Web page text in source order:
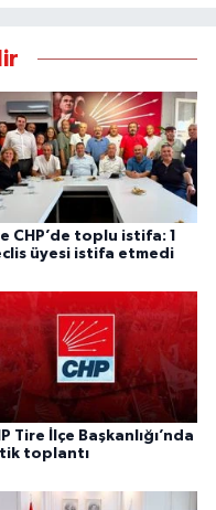
CHP’de toplu istifa: 1
üyesi istifa etmedi
Tire İlçe Başkanlığı’nda
toplantı